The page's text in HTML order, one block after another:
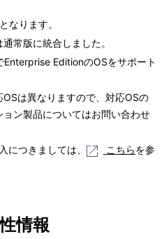
なります。
常版に統合しました。
Enterprise EditionのOSをサポート
は異なりますので、対応OSの
ン製品についてはお問い合わせ
つきましては、 こちらを参
情報